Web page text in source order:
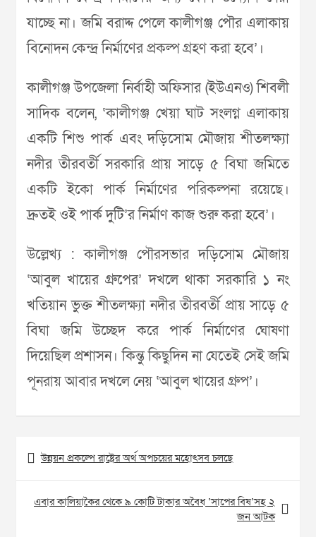
যাচ্ছে না। জমি বরাদ্দ পেলে কালীগঞ্জ পৌর এলাকায়
বিনোদন কেন্দ্র নির্মাণের প্রকল্প গ্রহণ করা হবে’।
কালীগঞ্জ উপজেলা নির্বাহী অফিসার (ইউএনও) শিবলী
সাদিক বলেন, ‘কালীগঞ্জ খেয়া ঘাট সংলগ্ন এলাকায়
একটি শিশু পার্ক এবং দড়িসোম মৌজায় শীতলক্ষ্যা
নদীর তীরবর্তী সরকারি প্রায় সাড়ে ৫ বিঘা জমিতে
একটি ইকো পার্ক নির্মাণের পরিকল্পনা রয়েছে।
দ্রুতই ওই পার্ক দুটি’র নির্মাণ কাজ শুরু করা হবে’।
উল্লেখ্য : কালীগঞ্জ পৌরসভার দড়িসোম মৌজায়
‘আবুল খায়ের গ্রুপের’ দখলে থাকা সরকারি ১ নং
খতিয়ান ভুক্ত শীতলক্ষ্যা নদীর তীরবর্তী প্রায় সাড়ে ৫
বিঘা জমি উচ্ছেদ করে পার্ক নির্মাণের ঘোষণা
দিয়েছিল প্রশাসন। কিন্তু কিছুদিন না যেতেই সেই জমি
পূনরায় আবার দখলে নেয় ‘আবুল খায়ের গ্রুপ’।
Post
navigation
উন্নয়ন প্রকল্পে রাষ্ট্রের অর্থ অপচয়ের মহোৎসব চলছে
এবার কালিয়াকৈর থেকে ৯ কোটি টাকার অবৈধ ‘সাপের বিষ’সহ ২
জন আটক